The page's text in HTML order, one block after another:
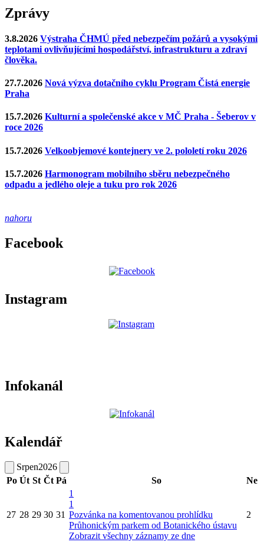
Zprávy
3.8.2026 Výstraha ČHMÚ před nebezpečím požárů a vysokými
teplotami ovlivňujícími hospodářství, infrastrukturu a zdraví
člověka.
27.7.2026 Nová výzva dotačního cyklu Program Čistá energie
Praha
15.7.2026 Kulturní a společenské akce v MČ Praha - Šeberov v
roce 2026
15.7.2026 Velkoobjemové kontejnery ve 2. pololetí roku 2026
15.7.2026 Harmonogram mobilního sběru nebezpečného
odpadu a jedlého oleje a tuku pro rok 2026
nahoru
Facebook
Instagram
Infokanál
Kalendář
Srpen2026
Po Út St Čt Pá So Ne
27 28 29 30 31
1
1
Pozvánka na komentovanou prohlídku
Průhonickým parkem od Botanického ústavu
Zobrazit všechny záznamy ze dne
2